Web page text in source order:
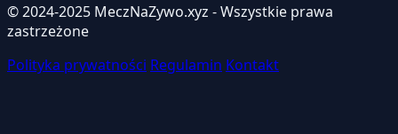
© 2024-2025 MeczNaZywo.xyz - Wszystkie prawa
zastrzeżone
Polityka prywatności Regulamin Kontakt